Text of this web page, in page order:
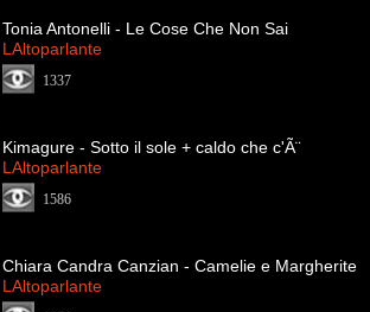
Tonia Antonelli - Le Cose Che Non Sai
LAltoparlante
1337
Kimagure - Sotto il sole + caldo che c'Ã¨
LAltoparlante
1586
Chiara Candra Canzian - Camelie e Margherite
LAltoparlante